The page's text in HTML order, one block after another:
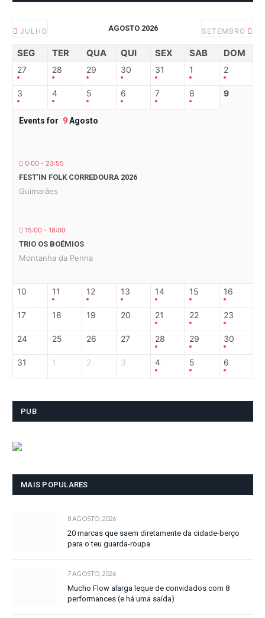
JULHO AGOSTO 2026 SETEMBRO
SEG TER QUA QUI SEX SAB DOM
27 28 29 30 31 1 2
3 4 5 6 7 8 9
Events for 9Agosto
0:00 - 23:55
FEST’IN FOLK CORREDOURA 2026
Guimarães
15:00 - 18:00
TRIO OS BOÉMIOS
Montanha da Penha
10 11 12 13 14 15 16
17 18 19 20 21 22 23
24 25 26 27 28 29 30
31 1 2 3 4 5 6
PUB
MAIS POPULARES
8 AGOSTO, 2026
20 marcas que saem diretamente da cidade-berço
para o teu guarda-roupa
7 AGOSTO, 2026
Mucho Flow alarga leque de convidados com 8
performances (e há uma saída)